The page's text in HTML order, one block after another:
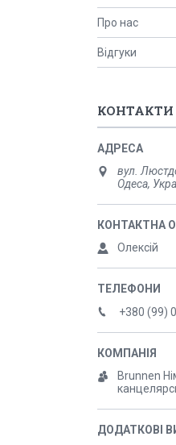
Про нас
Відгуки
КОНТАКТИ
вул.
Одеса,
Олексій
+380 (99)
Brunnen